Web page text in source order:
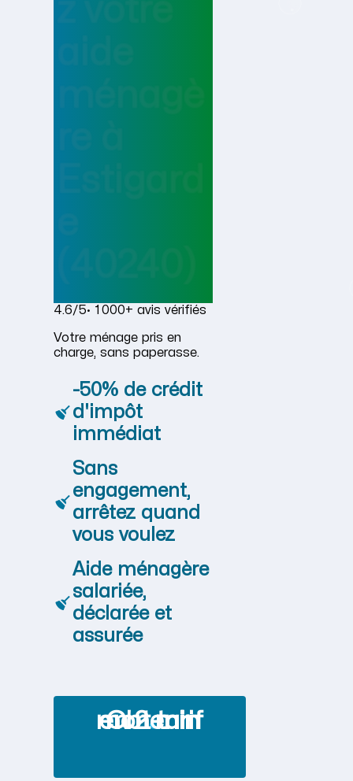
4.6/5· 1 000+ avis vérifiés
Votre ménage pris en
charge, sans paperasse.
-50% de crédit
d'impôt
immédiat
Sans
engagement,
arrêtez quand
vous voulez
Aide ménagère
salariée,
déclarée et
assurée
Obtenir mon tarif en 2 min